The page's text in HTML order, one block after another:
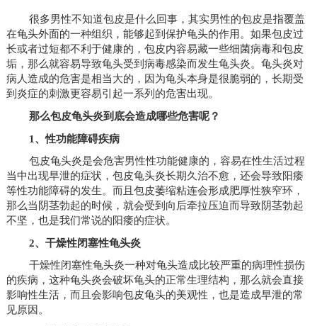
很多男性不知道包皮是什么回事，其实男性的包皮是指覆盖
在龟头外面的一种组织，能够起到保护龟头的作用。如果包皮过
长或者过短都不利于健康的，包皮内容易藏一些细菌病毒和包皮
垢，那么就容易导致龟头受到病毒感染而发生龟头炎。龟头炎对
病人造成的危害是相当大的，因为龟头本身是很脆弱的，长期受
到炎症的刺激更容易引起一系列的危害出现。
那么包皮龟头炎到底会造成哪些危害呢？
1、性功能障碍疾病
包皮龟头炎是会危害男性性功能健康的，容易在性生活过程
当中出现早泄的症状，包皮龟头炎长期久治不愈，还会导致阳痿
等性功能障碍的发生。而且包皮萎缩粘连会形成肥厚性狭窄环，
那么当阴茎勃起的时候，就会受到向后牵拉压迫而导致阴茎勃起
不坚，也是我们常说的阳痿的症状。
2、干燥性闭塞性龟头炎
干燥性闭塞性龟头炎一种对龟头造成比较严重的病理性损伤
的疾病，这种龟头炎会破坏龟头的正常生理结构，那么就会直接
影响性生活，而且会影响包皮龟头的美观性，也是造成早泄的常
见原因。